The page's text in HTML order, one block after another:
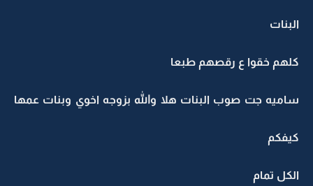
البنات
كلهم خقوا ع رقصهم طبعا
ساميه جت صوب البنات هلا والله بزوجه اخوي وبنات عمها
كيفكم
الكل تمام